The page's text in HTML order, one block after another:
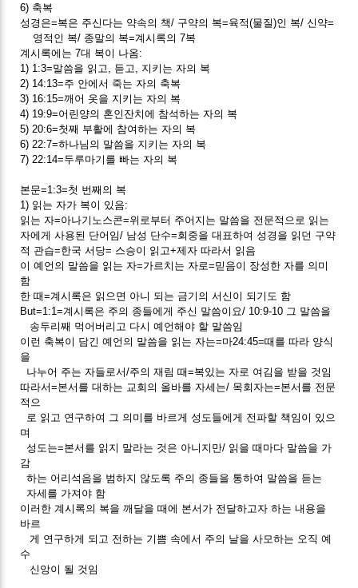
6) 축복
성경은=복은 주신다는 약속의 책/ 구약의 복=육적(물질)인 복/ 신약=
영적인 복/ 종말의 복=계시록의 7복
계시록에는 7대 복이 나옴:
1) 1:3=말씀을 읽고, 듣고, 지키는 자의 복
2) 14:13=주 안에서 죽는 자의 축복
3) 16:15=깨어 옷을 지키는 자의 복
4) 19:9=어린양의 혼인잔치에 참석하는 자의 복
5) 20:6=첫째 부활에 참여하는 자의 복
6) 22:7=하나님의 말씀을 지키는 자의 복
7) 22:14=두루마기를 빠는 자의 복
본문=1:3=첫 번째의 복
1) 읽는 자가 복이 있음:
읽는 자=아나기노스콘=위로부터 주어지는 말씀을 전문적으로 읽는
자에게 사용된 단어임/ 남성 단수=회중을 대표하여 성경을 읽던 구약
적 관습=한국 서당= 스승이 읽고+제자 따라서 읽음
이 예언의 말씀을 읽는 자=가르치는 자로=믿음이 장성한 자를 의미
함
한 때=계시록은 읽으면 아니 되는 금기의 서신이 되기도 함
But=1:1=계시록은 주의 종들에게 주신 말씀이요/ 10:9-10 그 말씀을
송두리째 먹어버리고 다시 예언해야 할 말씀임
이런 축복이 담긴 예언의 말씀을 읽는 자는=마24:45=때를 따라 양식
을
나누어 주는 자들로서/주의 재림 때=복있는 자로 여김을 받을 것임
따라서=본서를 대하는 교회의 올바를 자세는/ 목회자는=본서를 전문
적으
로 읽고 연구하여 그 의미를 바르게 성도들에게 전파할 책임이 있으
며
성도는=본서를 읽지 말라는 것은 아니지만/ 읽을 때마다 말씀을 가
감
하는 어리석음을 범하지 않도록 주의 종들을 통하여 말씀을 듣는
자세를 가져야 함
이러한 계시록의 복을 깨달을 때에 본서가 전달하고자 하는 내용을
바르
게 연구하게 되고 전하는 기쁨 속에서 주의 날을 사모하는 오직 예
수
신앙이 될 것임